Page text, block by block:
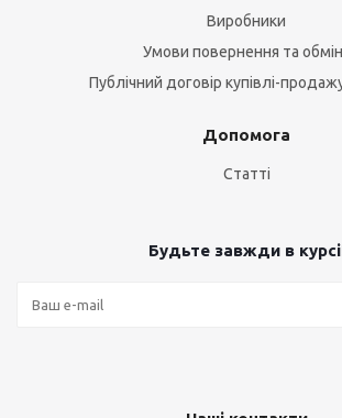
Виробники
Умови повернення та
Публічний договір купівлі-
Допомога
Статті
Будьте завжди в